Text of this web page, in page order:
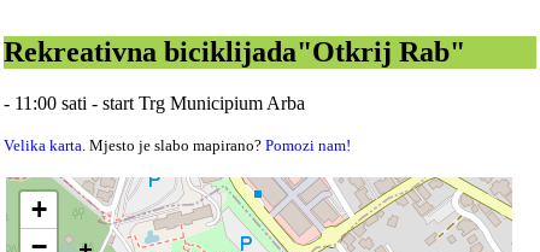
Rekreativna biciklijada"Otkrij Rab"
- 11:00 sati - start Trg Municipium Arba
Velika karta . Mjesto je slabo mapirano?Pomozi nam!
+